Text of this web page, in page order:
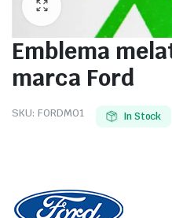
Emblema
marca Ford
SKU: FORDM01 In Stock